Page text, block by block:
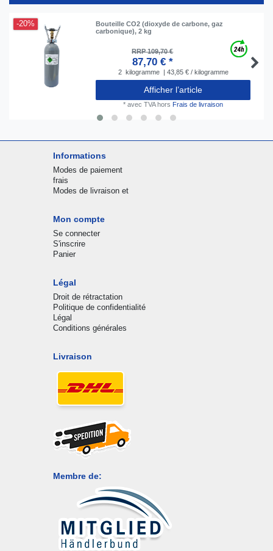
-20%
Bouteille CO2 (dioxyde de carbone, gaz
carbonique), 2 kg
RRP 109,70 €
87,70 € *
2 kilogramme | 43,85 € / kilogramme
Afficher l’article
* avec TVAhors Frais de livraison
Informations
Modes de paiement
frais
Modes de livraison et
Mon compte
Se connecter
S'inscrire
Panier
Légal
Droit de rétractation
Politique de confidentialité
Légal
Conditions générales
Livraison
Membre de: